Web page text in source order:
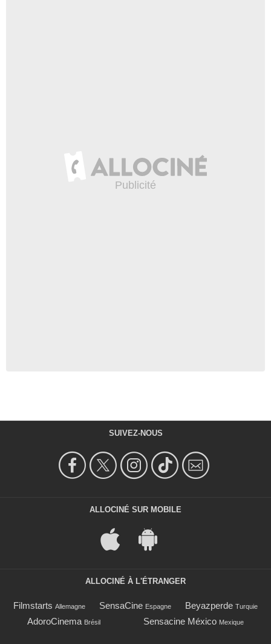
SUIVEZ-NOUS
ALLOCINÉ SUR MOBILE
ALLOCINÉ À L'ÉTRANGER
Filmstarts Allemagne SensaCine Espagne Beyazperde Turquie
AdoroCinema Brésil Sensacine México Mexique